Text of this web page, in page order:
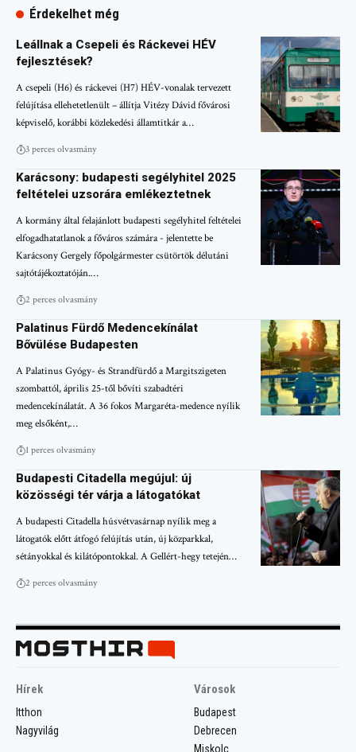
Érdekelhet még
Leállnak a Csepeli és Ráckevei HÉV
fejlesztések?
A csepeli (H6) és ráckevei (H7) HÉV-vonalak tervezett
felújítása ellehetetlenült – állítja Vitézy Dávid fővárosi
képviselő, korábbi közlekedési államtitkár a…
3 perces olvasmány
Karácsony: budapesti segélyhitel 2025
feltételei uzsorára emlékeztetnek
A kormány által felajánlott budapesti segélyhitel feltételei
elfogadhatatlanok a főváros számára - jelentette be
Karácsony Gergely főpolgármester csütörtök délutáni
sajtótájékoztatóján.…
2 perces olvasmány
Palatinus Fürdő Medencekínálat
Bővülése Budapesten
A Palatinus Gyógy- és Strandfürdő a Margitszigeten
szombattól, április 25-től bővíti szabadtéri
medencekínálatát. A 36 fokos Margaréta-medence nyílik
meg elsőként,…
1 perces olvasmány
Budapesti Citadella megújul: új
közösségi tér várja a látogatókat
A budapesti Citadella húsvétvasárnap nyílik meg a
látogatók előtt átfogó felújítás után, új közparkkal,
sétányokkal és kilátópontokkal. A Gellért-hegy tetején…
2 perces olvasmány
Hírek
Itthon
Nagyvilág
Városok
Budapest
Debrecen
Miskolc